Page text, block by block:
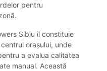
pentru
Sibiu îl constituie
orașului, unde
a evalua calitatea
manual. Această